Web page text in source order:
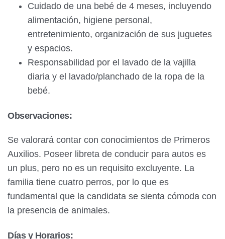
Cuidado de una bebé de 4 meses, incluyendo
alimentación, higiene personal,
entretenimiento, organización de sus juguetes
y espacios.
Responsabilidad por el lavado de la vajilla
diaria y el lavado/planchado de la ropa de la
bebé.
Observaciones:
Se valorará contar con conocimientos de Primeros
Auxilios. Poseer libreta de conducir para autos es
un plus, pero no es un requisito excluyente. La
familia tiene cuatro perros, por lo que es
fundamental que la candidata se sienta cómoda con
la presencia de animales.
Días y Horarios: